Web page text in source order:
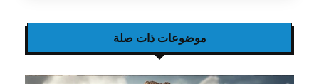
موضوعات ذات صلة